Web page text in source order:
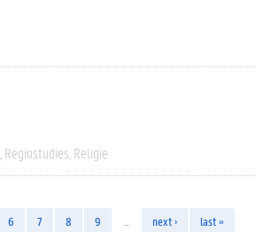
Regiostudies Religie
6 7 8 9 next › last »